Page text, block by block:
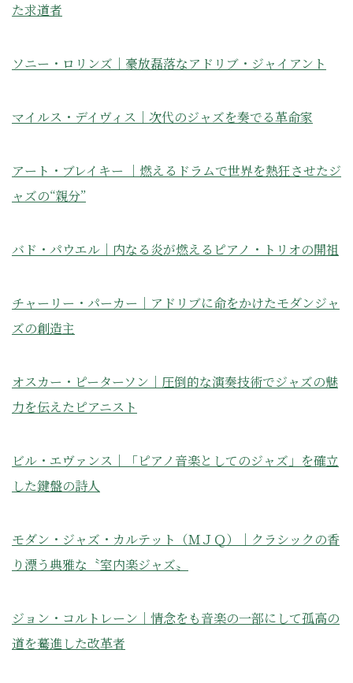
た求道者
ソニー・ロリンズ｜豪放磊落なアドリブ・ジャイアント
マイルス・デイヴィス｜次代のジャズを奏でる革命家
アート・ブレイキー ｜燃えるドラムで世界を熱狂させたジ
ャズの“親分”
バド・パウエル｜内なる炎が燃えるピアノ・トリオの開祖
チャーリー・パーカー｜アドリブに命をかけたモダンジャ
ズの創造主
オスカー・ピーターソン｜圧倒的な演奏技術でジャズの魅
力を伝えたピアニスト
ビル・エヴァンス｜「ピアノ音楽としてのジャズ」を確立
した鍵盤の詩人
モダン・ジャズ・カルテット（ＭＪＱ）｜クラシックの香
り漂う典雅な〝室内楽ジャズ〟
ジョン・コルトレーン｜情念をも音楽の一部にして孤高の
道を驀進した改革者